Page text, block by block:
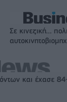
Σε κινεζική…
και έχασε